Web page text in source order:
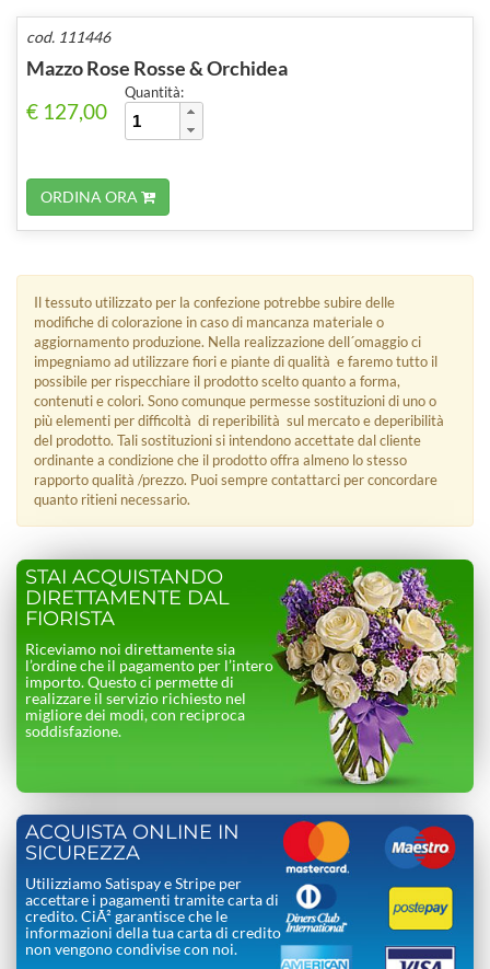
cod. 111446
Mazzo Rose Rosse & Orchidea
€ 127,00
Quantità:
ORDINA ORA
Il tessuto utilizzato per la confezione potrebbe subire delle
modifiche di colorazione in caso di mancanza materiale o
aggiornamento produzione. Nella realizzazione dell´omaggio ci
impegniamo ad utilizzare fiori e piante di qualità e faremo tutto il
possibile per rispecchiare il prodotto scelto quanto a forma,
contenuti e colori. Sono comunque permesse sostituzioni di uno o
più elementi per difficoltà di reperibilità sul mercato e deperibilità
del prodotto. Tali sostituzioni si intendono accettate dal cliente
ordinante a condizione che il prodotto offra almeno lo stesso
rapporto qualità /prezzo. Puoi sempre contattarci per concordare
quanto ritieni necessario.
STAI ACQUISTANDO
DIRETTAMENTE DAL
FIORISTA
Riceviamo noi direttamente sia
l’ordine che il pagamento per l’intero
importo. Questo ci permette di
realizzare il servizio richiesto nel
migliore dei modi, con reciproca
soddisfazione.
ACQUISTA ONLINE IN
SICUREZZA
Utilizziamo Satispay e Stripe per
accettare i pagamenti tramite carta di
credito. CiÃ² garantisce che le
informazioni della tua carta di credito
non vengono condivise con noi.